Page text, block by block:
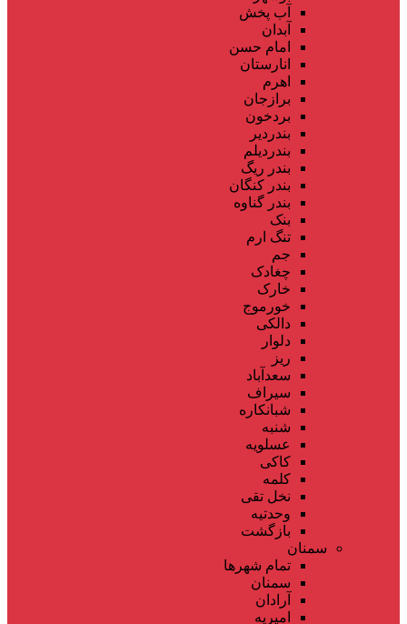
آب پخش
آبدان
امام حسن
انارستان
اهرم
برازجان
بردخون
بندردیر
بندردیلم
بندر ریگ
بندر کنگان
بندر گناوه
بنک
تنگ ارم
جم
چغادک
خارک
خورموج
دالکی
دلوار
ریز
سعدآباد
سیراف
شبانکاره
شنبه
عسلویه
کاکی
کلمه
نخل تقی
وحدتیه
بازگشت
سمنان
تمام شهر‌ها
سمنان
آرادان
امیریه